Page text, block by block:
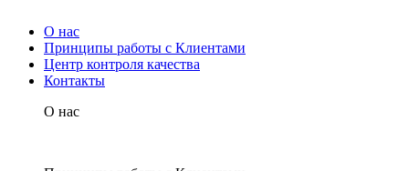
О нас
Принципы работы с Клиентами
Центр контроля качества
Контакты
О нас